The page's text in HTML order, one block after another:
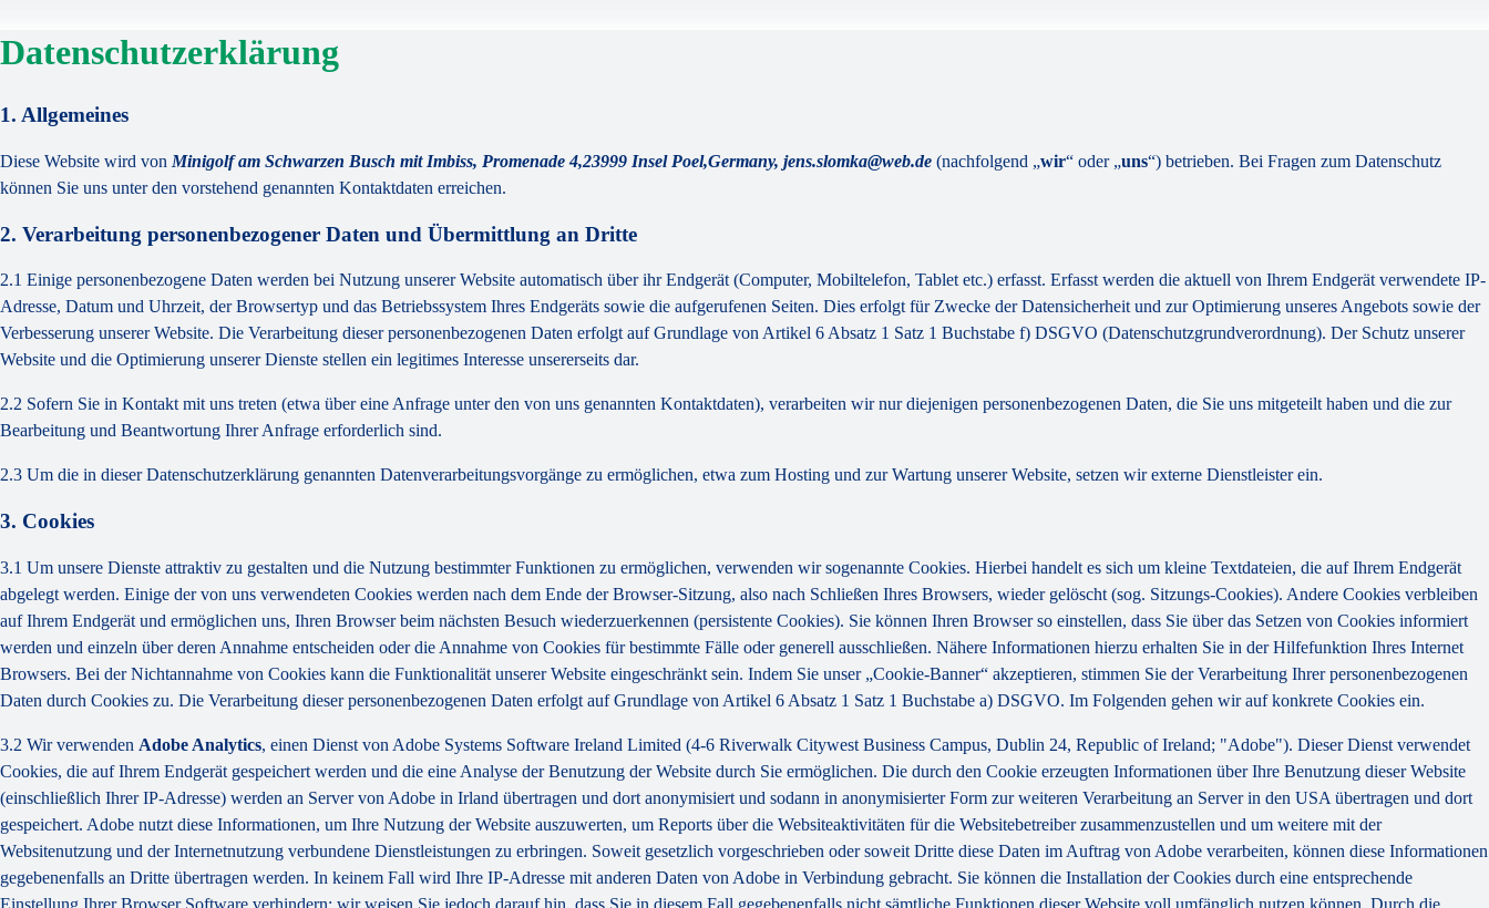
Datenschutzerklärung
1. Allgemeines
Diese Website wird von Minigolf am Schwarzen Busch mit Imbiss, Promenade 4,23999 Insel Poel,Germany, jens.slomka@web.de (nachfolgend „wir“ oder „uns“) betrieben. Bei Fragen zum Datenschutz
können Sie uns unter den vorstehend genannten Kontaktdaten erreichen.
2. Verarbeitung personenbezogener Daten und Übermittlung an Dritte
2.1 Einige personenbezogene Daten werden bei Nutzung unserer Website automatisch über ihr Endgerät (Computer, Mobiltelefon, Tablet etc.) erfasst. Erfasst werden die aktuell von Ihrem Endgerät verwendete IP-
Adresse, Datum und Uhrzeit, der Browsertyp und das Betriebssystem Ihres Endgeräts sowie die aufgerufenen Seiten. Dies erfolgt für Zwecke der Datensicherheit und zur Optimierung unseres Angebots sowie der
Verbesserung unserer Website. Die Verarbeitung dieser personenbezogenen Daten erfolgt auf Grundlage von Artikel 6 Absatz 1 Satz 1 Buchstabe f) DSGVO (Datenschutzgrundverordnung). Der Schutz unserer
Website und die Optimierung unserer Dienste stellen ein legitimes Interesse unsererseits dar.
2.2 Sofern Sie in Kontakt mit uns treten (etwa über eine Anfrage unter den von uns genannten Kontaktdaten), verarbeiten wir nur diejenigen personenbezogenen Daten, die Sie uns mitgeteilt haben und die zur
Bearbeitung und Beantwortung Ihrer Anfrage erforderlich sind.
2.3 Um die in dieser Datenschutzerklärung genannten Datenverarbeitungsvorgänge zu ermöglichen, etwa zum Hosting und zur Wartung unserer Website, setzen wir externe Dienstleister ein.
3. Cookies
3.1 Um unsere Dienste attraktiv zu gestalten und die Nutzung bestimmter Funktionen zu ermöglichen, verwenden wir sogenannte Cookies. Hierbei handelt es sich um kleine Textdateien, die auf Ihrem Endgerät
abgelegt werden. Einige der von uns verwendeten Cookies werden nach dem Ende der Browser-Sitzung, also nach Schließen Ihres Browsers, wieder gelöscht (sog. Sitzungs-Cookies). Andere Cookies verbleiben
auf Ihrem Endgerät und ermöglichen uns, Ihren Browser beim nächsten Besuch wiederzuerkennen (persistente Cookies). Sie können Ihren Browser so einstellen, dass Sie über das Setzen von Cookies informiert
werden und einzeln über deren Annahme entscheiden oder die Annahme von Cookies für bestimmte Fälle oder generell ausschließen. Nähere Informationen hierzu erhalten Sie in der Hilfefunktion Ihres Internet
Browsers. Bei der Nichtannahme von Cookies kann die Funktionalität unserer Website eingeschränkt sein. Indem Sie unser „Cookie-Banner“ akzeptieren, stimmen Sie der Verarbeitung Ihrer personenbezogenen
Daten durch Cookies zu. Die Verarbeitung dieser personenbezogenen Daten erfolgt auf Grundlage von Artikel 6 Absatz 1 Satz 1 Buchstabe a) DSGVO. Im Folgenden gehen wir auf konkrete Cookies ein.
3.2 Wir verwenden Adobe Analytics, einen Dienst von Adobe Systems Software Ireland Limited (4-6 Riverwalk Citywest Business Campus, Dublin 24, Republic of Ireland; "Adobe"). Dieser Dienst verwendet
Cookies, die auf Ihrem Endgerät gespeichert werden und die eine Analyse der Benutzung der Website durch Sie ermöglichen. Die durch den Cookie erzeugten Informationen über Ihre Benutzung dieser Website
(einschließlich Ihrer IP-Adresse) werden an Server von Adobe in Irland übertragen und dort anonymisiert und sodann in anonymisierter Form zur weiteren Verarbeitung an Server in den USA übertragen und dort
gespeichert. Adobe nutzt diese Informationen, um Ihre Nutzung der Website auszuwerten, um Reports über die Websiteaktivitäten für die Websitebetreiber zusammenzustellen und um weitere mit der
Websitenutzung und der Internetnutzung verbundene Dienstleistungen zu erbringen. Soweit gesetzlich vorgeschrieben oder soweit Dritte diese Daten im Auftrag von Adobe verarbeiten, können diese Informationen
gegebenenfalls an Dritte übertragen werden. In keinem Fall wird Ihre IP-Adresse mit anderen Daten von Adobe in Verbindung gebracht. Sie können die Installation der Cookies durch eine entsprechende
Einstellung Ihrer Browser Software verhindern; wir weisen Sie jedoch darauf hin, dass Sie in diesem Fall gegebenenfalls nicht sämtliche Funktionen dieser Website voll umfänglich nutzen können. Durch die